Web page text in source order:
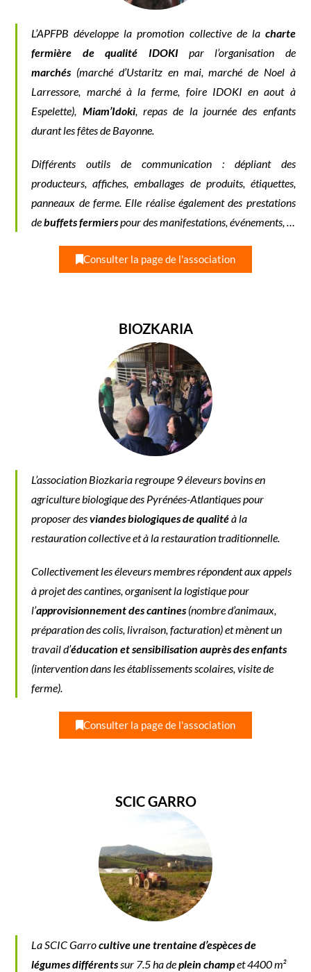
L’APFPB développe la promotion collective de la charte
fermière de qualité IDOKIpar l’organisation de
marchés(marché d’Ustaritz en mai, marché de Noel à
Larressore, marché à la ferme, foire IDOKI en aout à
Espelette), Miam’Idoki, repas de la journée des enfants
durant les fêtes de Bayonne.
Différents outils de communication : dépliant des
producteurs, affiches, emballages de produits, étiquettes,
panneaux de ferme. Elle réalise également des prestations
debuffets fermierspour des manifestations, événements, …
Consulter la page de l'association
BIOZKARIA
L’association Biozkaria regroupe 9 éleveurs bovins en
agriculture biologique des Pyrénées-Atlantiques pour
proposer desviandes biologiques de qualitéà la
restauration collective et à la restauration traditionnelle.
Collectivement les éleveurs membres répondent aux appels
à projet des cantines, organisent la logistique pour
l’approvisionnement des cantines(nombre d’animaux,
préparation des colis, livraison, facturation) et mènent un
travail d’éducation et sensibilisation auprès des enfants
(intervention dans les établissements scolaires, visite de
ferme).
Consulter la page de l'association
SCIC GARRO
La SCIC Garrocultive une trentaine d’espèces de
légumesdifférentssur 7.5 ha deplein champet 4400 m²